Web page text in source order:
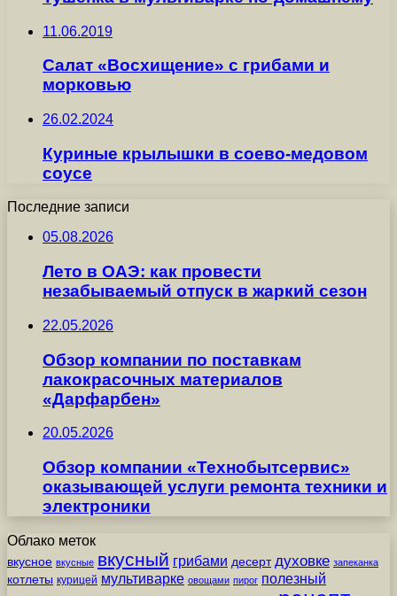
11.06.2019
Салат «Восхищение» с грибами и
морковью
26.02.2024
Куриные крылышки в соево-медовом
соусе
Последние записи
05.08.2026
Лето в ОАЭ: как провести
незабываемый отпуск в жаркий сезон
22.05.2026
Обзор компании по поставкам
лакокрасочных материалов
«Дарфарбен»
20.05.2026
Обзор компании «Технобытсервис»
оказывающей услуги ремонта техники и
электроники
Облако меток
вкусное вкусные вкусный грибами десерт духовке запеканка
котлеты курицей мультиварке овощами пирог полезный